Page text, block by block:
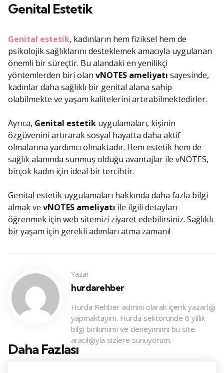
Genital Estetik
Genital estetik, kadınların hem fiziksel hem de
psikolojik sağlıklarını desteklemek amacıyla uygulanan
önemli bir süreçtir. Bu alandaki en yenilikçi
yöntemlerden biri olan vNOTES ameliyatı sayesinde,
kadınlar daha sağlıklı bir genital alana sahip
olabilmekte ve yaşam kalitelerini artırabilmektedirler.
Ayrıca, Genital estetik uygulamaları, kişinin
özgüvenini artırarak sosyal hayatta daha aktif
olmalarına yardımcı olmaktadır. Hem estetik hem de
sağlık alanında sunmuş olduğu avantajlar ile vNOTES,
birçok kadın için ideal bir tercihtir.
Genital estetik uygulamaları hakkında daha fazla bilgi
almak ve vNOTES ameliyatı ile ilgili detayları
öğrenmek için web sitemizi ziyaret edebilirsiniz. Sağlıklı
bir yaşam için gerekli adımları atma zamanı!
Yazar
hurdarehber
Hurda Rehber admini olarak içerik yazarlığı
yapmaktayım. Hurda sektöründe 6 yıllık
bilgi birikimimi ve deneyimimi bu site
aracılığıyla sizlere sunuyorum.
Daha Fazlası
Konu